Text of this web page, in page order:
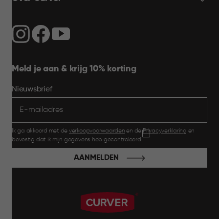
Meld je aan & krijg 10% korting
Nieuwsbrief
Ik ga akkoord met de verkoopvoorwaarden en dePrivacyverklaring en
bevestig dat ik mijn gegevens heb gecontroleerd.
AANMELDEN